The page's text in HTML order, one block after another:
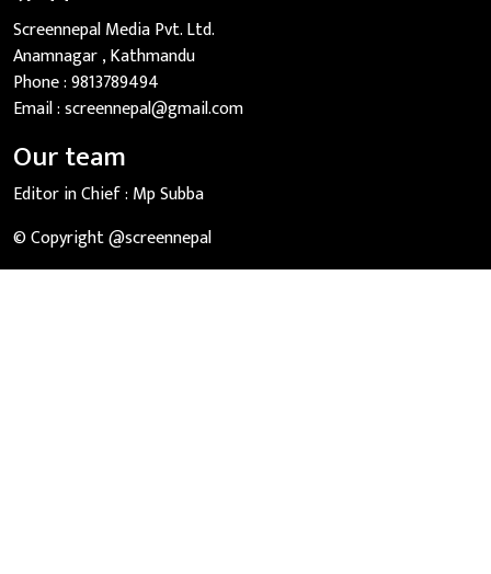
Screennepal Media Pvt. Ltd.
Anamnagar , Kathmandu
Phone :9813789494
Email :screennepal@gmail.com
Our team
Editor in Chief : Mp Subba
© Copyright @screennepal